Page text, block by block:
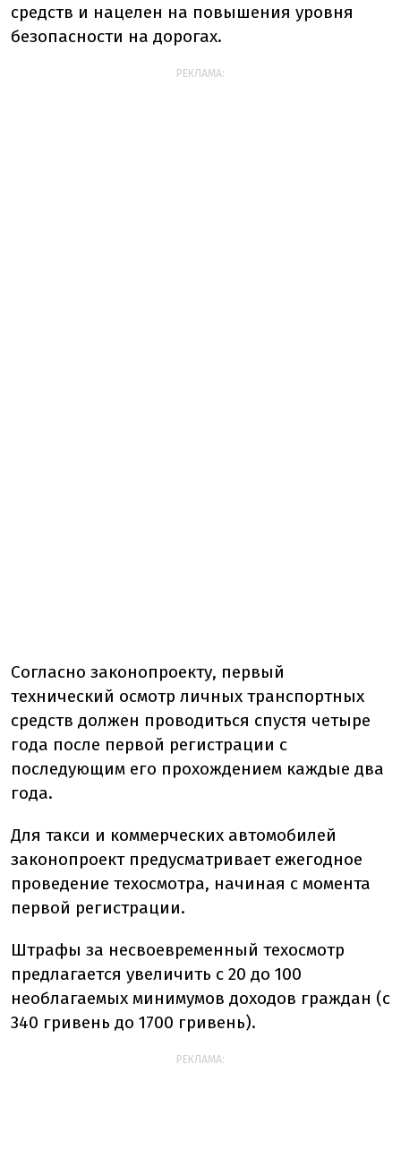
средств и нацелен на повышения уровня
безопасности на дорогах.
РЕКЛАМА:
Согласно законопроекту, первый
технический осмотр личных транспортных
средств должен проводиться спустя четыре
года после первой регистрации с
последующим его прохождением каждые два
года.
Для такси и коммерческих автомобилей
законопроект предусматривает ежегодное
проведение техосмотра, начиная с момента
первой регистрации.
Штрафы за несвоевременный техосмотр
предлагается увеличить с 20 до 100
необлагаемых минимумов доходов граждан (с
340 гривень до 1700 гривень).
РЕКЛАМА: